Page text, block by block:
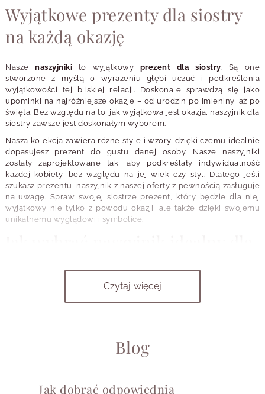
Wyjątkowe prezenty dla siostry
na każdą okazję
Naszenaszyjniki to wyjątkowy prezent dla siostry. Są one
stworzone z myślą o wyrażeniu głębi uczuć i podkreślenia
wyjątkowości tej bliskiej relacji. Doskonale sprawdzą się jako
upominki na najróżniejsze okazje – od urodzin po imieniny, aż po
święta. Bez względu na to, jak wyjątkowa jest okazja, naszyjnik dla
siostry zawsze jest doskonałym wyborem.
Nasza kolekcja zawiera różne style i wzory, dzięki czemu idealnie
dopasujesz prezent do gustu danej osoby. Nasze naszyjniki
zostały zaprojektowane tak, aby podkreślały indywidualność
każdej kobiety, bez względu na jej wiek czy styl. Dlatego jeśli
szukasz prezentu, naszyjnik z naszej oferty z pewnością zasługuje
na uwagę. Spraw swojej siostrze prezent, który będzie dla niej
wyjątkowy nie tylko z powodu okazji, ale także dzięki swojemu
unikalnemu wyglądowi i symbolice.
Wybór naszyjnika dla siostry to nie lada wyzwanie, które wymaga
zrozumienia jej osobowości i stylu. To nie tylko kwestia estetyki,
jest osobą, która ceni sobie klasyczne, stonowane akcenty, czy
może jest wielbicielką nietuzinkowych i oryginalnych rozwiązań?
dostosować do indywidualnych preferencji, stąd też są one
Czytaj więcej
Blog
Jak dobrać odpowiednią